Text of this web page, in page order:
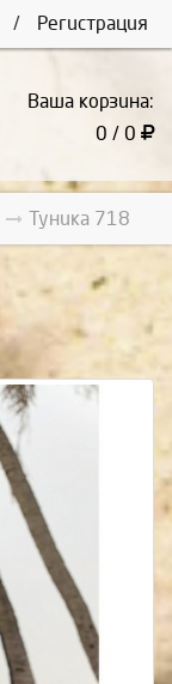
/ Регистрация
Ваша корзина:
0 / 0
Туника 718